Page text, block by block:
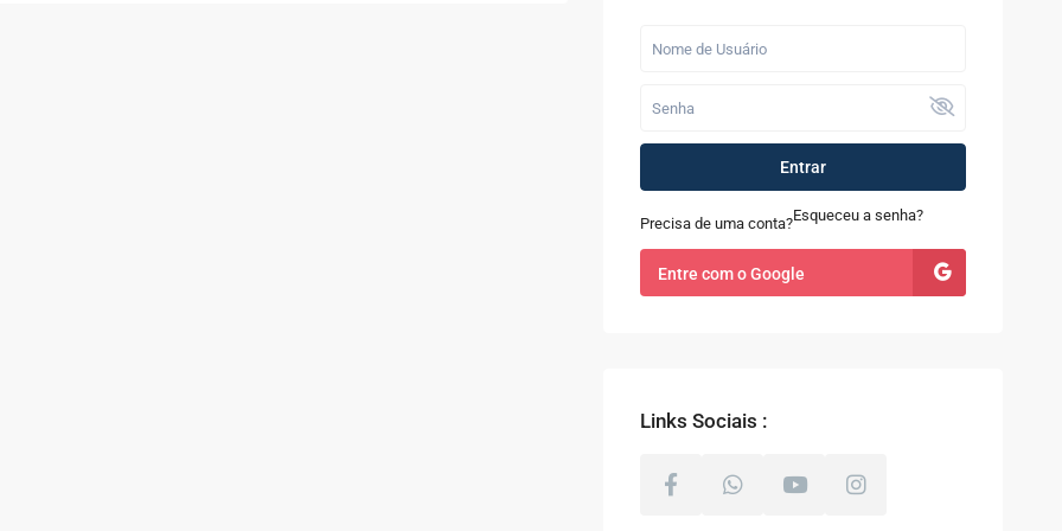
Entrar
Precisa de uma conta?Esqueceu a senha?
Entre com o Google
Links Sociais :
Fazenda com 52
Casa à Venda no
R$ 480.000
Terreno com 8.000m²
à Venda em Coti...